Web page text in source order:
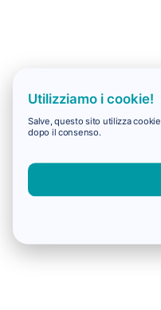
Utilizziamo i cookie!
Salve, questo sito utilizza
dopo il consenso.